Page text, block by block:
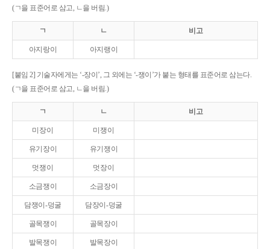
(ㄱ을 표준어로 삼고, ㄴ을 버림.)
ㄱ ㄴ 비고
아지랑이 아지랭이
[붙임 2] 기술자에게는 ‘-장이’, 그 외에는 ‘-쟁이’가 붙는 형태를 표준어로 삼는다.
(ㄱ을 표준어로 삼고, ㄴ을 버림.)
ㄱ ㄴ 비고
미장이 미쟁이
유기장이 유기쟁이
멋쟁이 멋장이
소금쟁이 소금장이
담쟁이-덩굴 담장이-덩굴
골목쟁이 골목장이
발목쟁이 발목장이